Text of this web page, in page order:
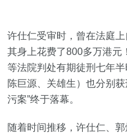
许仕仁受审时，曾在法庭
其身上花费了800多万港元
等法院判处有期徒刑七年
陈巨源、关雄生）也分别
污案”终于落幕。
随着时间推移，许仕仁、